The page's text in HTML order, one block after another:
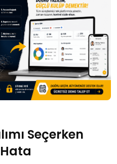
Seçerken